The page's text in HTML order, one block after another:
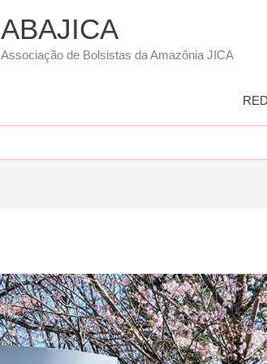
ABAJICA
Associação de Bolsistas da Amazônia JICA